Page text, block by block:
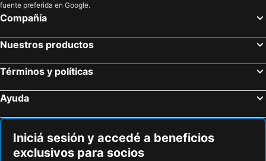
fuente preferida en Google.
Compañía
Nuestros productos
Términos y políticas
Ayuda
Iniciá sesión y accedé a beneficios
exclusivos para socios